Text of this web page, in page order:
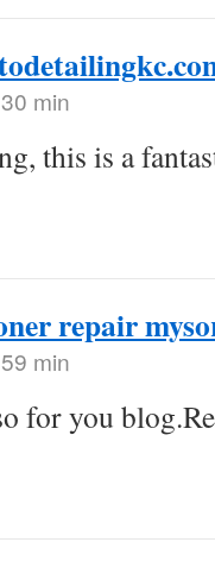
min
this is a
repair
min
for you